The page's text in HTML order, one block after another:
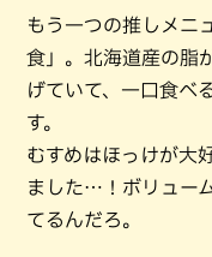
もう一つの推しメニ
食」。北海道産の脂
げていて、一口食べ
す。
むすめはほっけが大
ました…！ボリュー
てるんだろ。